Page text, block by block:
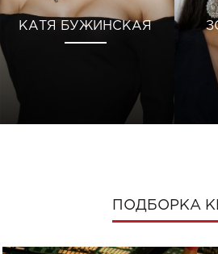
КАТЯ БУЖИНСКАЯ
ПОДБОРКА